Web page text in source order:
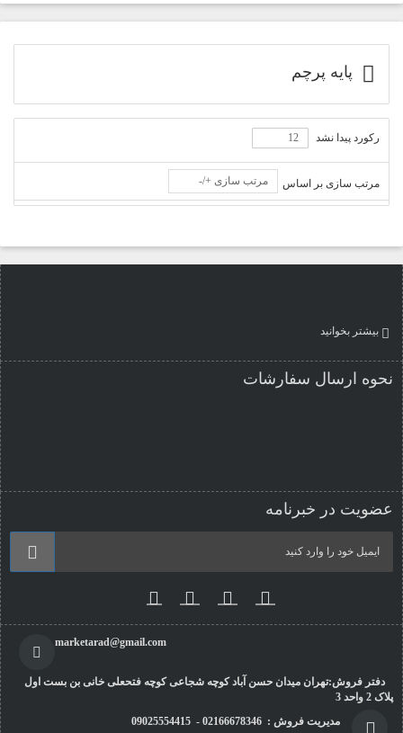
پایه پرچم
رکورد پیدا نشد
مرتب سازی بر اساس مرتب سازی +/-
بیشتر بخوانید
نحوه ارسال سفارشات
عضویت در خبرنامه
marketarad@gmail.com
دفتر فروش:تهران میدان حسن آباد کوچه شجاعی کوچه فتحعلی خانی بن بست اول
پلاک 2 واحد 3
مدیریت فروش : 02166678346 - 09025554415